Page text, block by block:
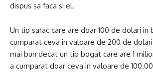
dispus sa faca si el.
Un tip sarac care are doar 100 de dolari in
cumparat ceva in valoare de 200 de
mai bun decat un tip bogat care are 1
a cumparat doar ceva in valoare de